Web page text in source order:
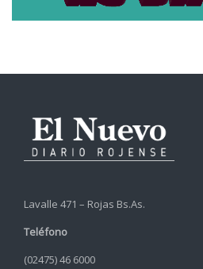
Lavalle 471 – Rojas Bs.As.
Teléfono
(02475) 46 6000